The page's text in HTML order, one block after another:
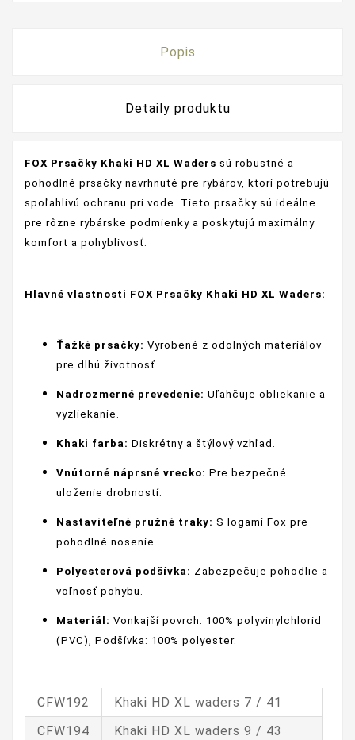
Popis
Detaily produktu
FOX Prsačky Khaki HD XL Waders sú robustné a
pohodlné prsačky navrhnuté pre rybárov, ktorí potrebujú
spoľahlivú ochranu pri vode. Tieto prsačky sú ideálne
pre rôzne rybárske podmienky a poskytujú maximálny
komfort a pohyblivosť.
Hlavné vlastnosti FOX Prsačky Khaki HD XL Waders:
Ťažké prsačky: Vyrobené z odolných materiálov
pre dlhú životnosť.
Nadrozmerné prevedenie: Uľahčuje obliekanie a
vyzliekanie.
Khaki farba: Diskrétny a štýlový vzhľad.
Vnútorné náprsné vrecko: Pre bezpečné
uloženie drobností.
Nastaviteľné pružné traky: S logami Fox pre
pohodlné nosenie.
Polyesterová podšívka: Zabezpečuje pohodlie a
voľnosť pohybu.
Materiál: Vonkajší povrch: 100% polyvinylchlorid
(PVC), Podšívka: 100% polyester.
CFW192
Khaki HD XL waders 7 / 41
CFW194
Khaki HD XL waders 9 / 43